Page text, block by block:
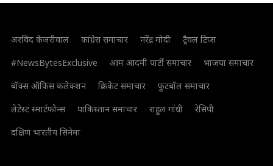
अरविंद केजरीवाल कांग्रेस समाचार नरेंद्र मोदी
ट्रैवल टिप्स
#NewsBytesExclusive
आम आदमी पार्टी समाचार
भाजपा समाचार
बॉक्स ऑफिस कलेक्शन
क्रिकेट समाचार
फुटबॉल समाचार
लेटेस्ट स्मार्टफोन्स
पाकिस्तान समाचार राहुल गांधी
रेसिपी
दक्षिण भारतीय सिनेमा